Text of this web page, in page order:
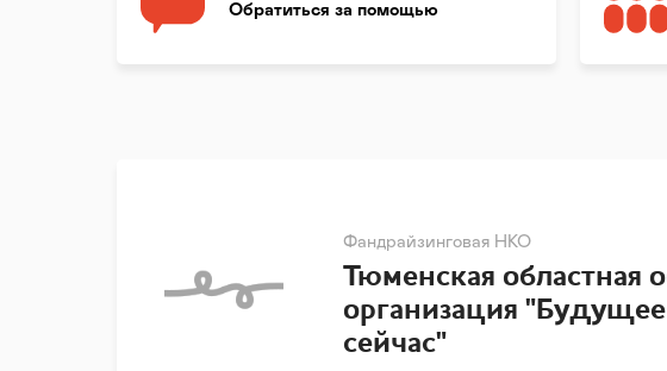
Обратиться за помощью
Фандрайзинговая НКО
Тюменская областная
организация
сейчас"